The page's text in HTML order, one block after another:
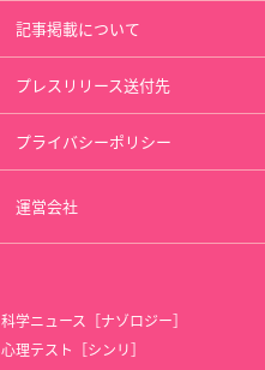
記事掲載について
プレスリリース送付先
プライバシーポリシー
運営会社
科学ニュース［ナゾロジー］
心理テスト［シンリ］